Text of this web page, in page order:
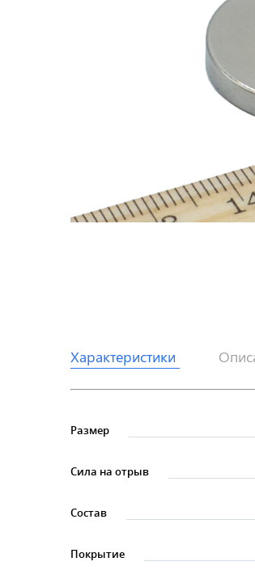
Характеристики
Размер
Сила на отрыв
Состав
Покрытие